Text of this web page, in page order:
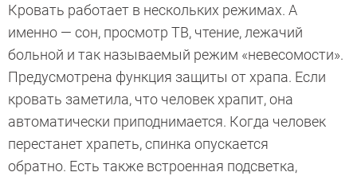
Кровать работает в нескольких режимах. А
именно — сон, просмотр ТВ, чтение, лежачий
больной и так называемый режим «невесомости».
Предусмотрена функция защиты от храпа. Если
кровать заметила, что человек храпит, она
автоматически приподнимается. Когда человек
перестанет храпеть, спинка опускается
обратно. Есть также встроенная подсветка,